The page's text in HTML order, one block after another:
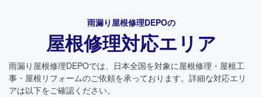
雨漏り屋根修理DEPOの
屋根修理対応エリア
雨漏り屋根修理DEPOでは、日本全国を対象に屋根修理・屋根工
事・屋根リフォームのご依頼を承っております。詳細な対応エリ
アは以下をご確認ください。